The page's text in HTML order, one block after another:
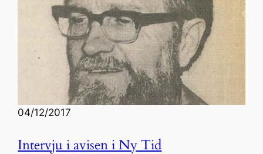
04/12/2017
Intervju i avisen i Ny Tid